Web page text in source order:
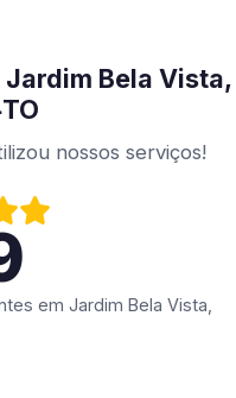
Bela Vista,
nossos serviços!
em Jardim Bela Vista,